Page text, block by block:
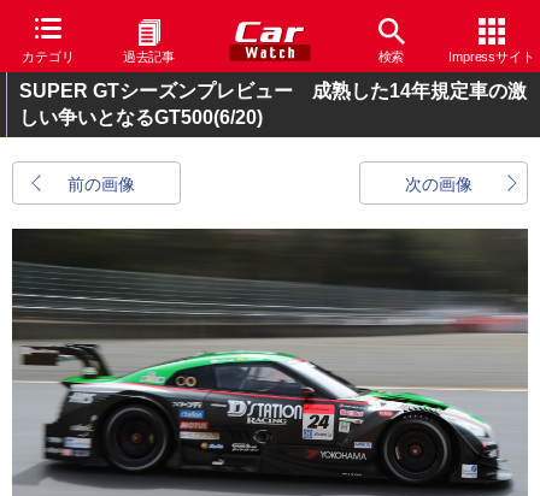
カテゴリ 過去記事 検索 Impressサイト
SUPER GTシーズンプレビュー 成熟した14年規定車の激
しい争いとなるGT500(6/20)
前の画像 次の画像